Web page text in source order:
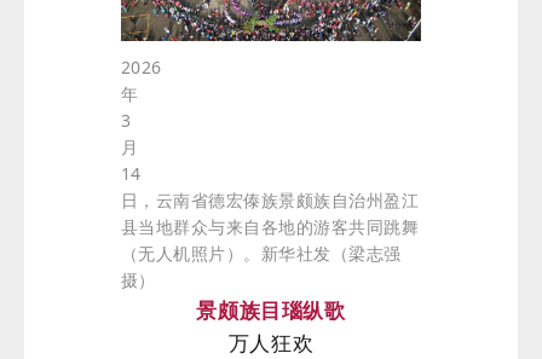
2026
年
3
月
14
日，云南省德宏傣族景颇族自治州盈江
县当地群众与来自各地的游客共同跳舞
（无人机照片）。新华社发（梁志强
摄）
景颇族目瑙纵歌
万人狂欢